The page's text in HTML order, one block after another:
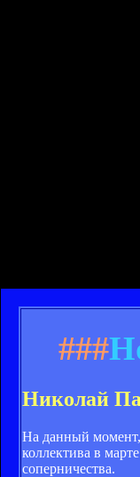
###
Николай
На данный момент,
коллектива в
соперничества.